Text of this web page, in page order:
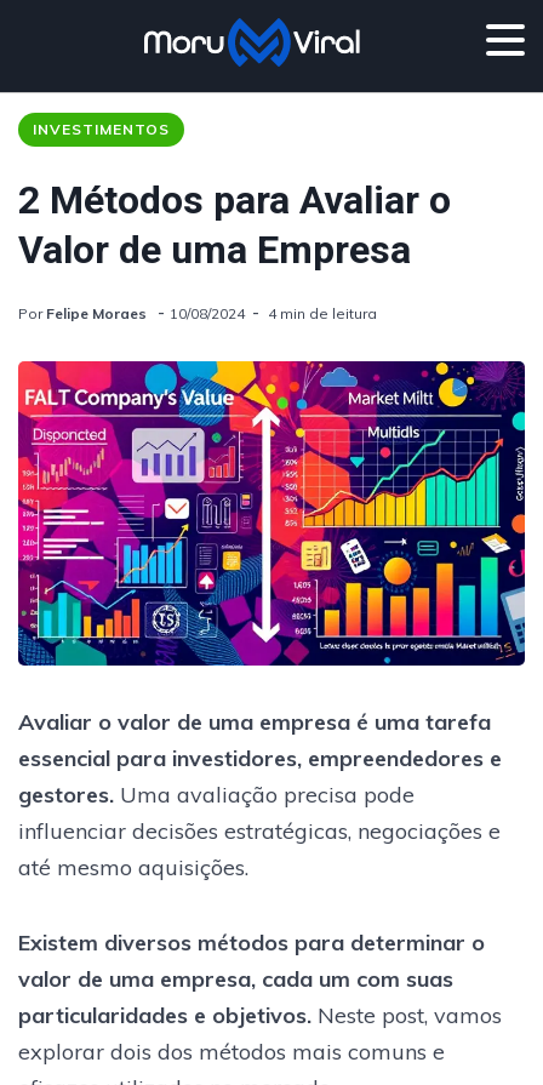
INVESTIMENTOS
2 Métodos para Avaliar o
Valor de uma Empresa
Por Felipe Moraes 10/08/2024 4 min de leitura
Avaliar o valor de uma empresa é uma tarefa
essencial para investidores, empreendedores e
gestores. Uma avaliação precisa pode
influenciar decisões estratégicas, negociações e
até mesmo aquisições.
Existem diversos métodos para determinar o
valor de uma empresa, cada um com suas
particularidades e objetivos. Neste post, vamos
explorar dois dos métodos mais comuns e